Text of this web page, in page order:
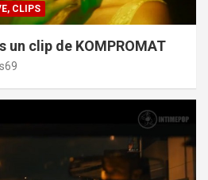
CLIPS
un clip de KOMPROMAT